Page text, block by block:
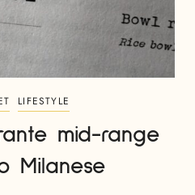
LIFESTYLE
mid-range
Milanese